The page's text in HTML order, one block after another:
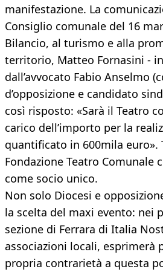
manifestazione. La
Consiglio comunale del 16
Bilancio, al turismo e alla
territorio, Matteo Fornasini -
dall’avvocato Fabio Anselmo
d’opposizione e candidato
così risposto: «Sarà il Teatro
carico dell’importo per la
quantificato in 600mila
Fondazione Teatro Comunale
come socio unico.
Non solo Diocesi e
la scelta del maxi evento: nei
sezione di Ferrara di Italia
associazioni locali, esprimerà
propria contrarietà a questa